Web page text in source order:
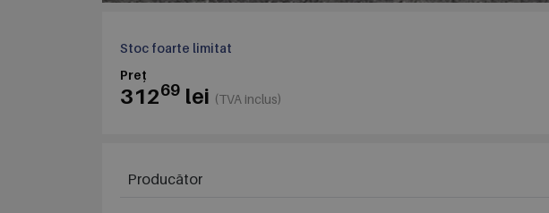
Stoc foarte limitat
Preț
31269 lei (TVA inclus)
Producător